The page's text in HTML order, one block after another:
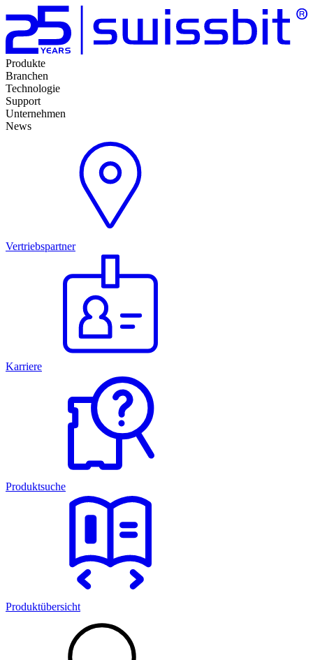
Produkte
Branchen
Technologie
Support
Unternehmen
News
Vertriebspartner
Karriere
Produktsuche
Produktübersicht